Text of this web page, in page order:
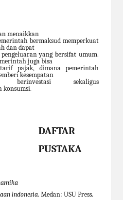
menaikkan
bermaksud memperkuat
dan dapat
pengeluaran yang bersifat umum.
juga bisa
pajak, dimana pemerintah
kesempatan
berinvestasi sekaligus
konsumsi.
DAFTAR
PUSTAKA
lndonesia. Medan: USU Press.